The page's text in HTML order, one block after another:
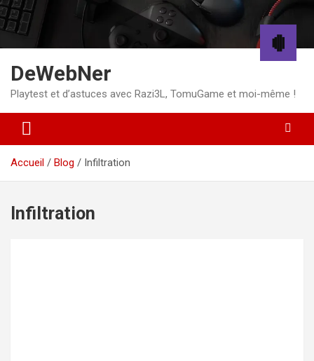
Aller
au
contenu
DeWebNer
Playtest et d’astuces avec Razi3L, TomuGame et moi-même !
Accueil Blog Infiltration
Infiltration